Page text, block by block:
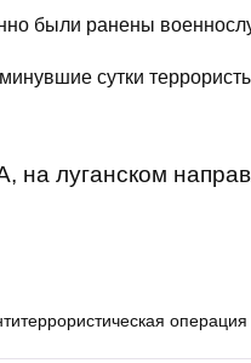
были ранены
сутки
на луганском
операция